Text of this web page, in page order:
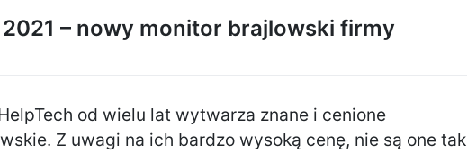
– nowy monitor brajlowski firmy
od wielu lat wytwarza znane i cenione
Z uwagi na ich bardzo wysoką cenę, nie są one tak